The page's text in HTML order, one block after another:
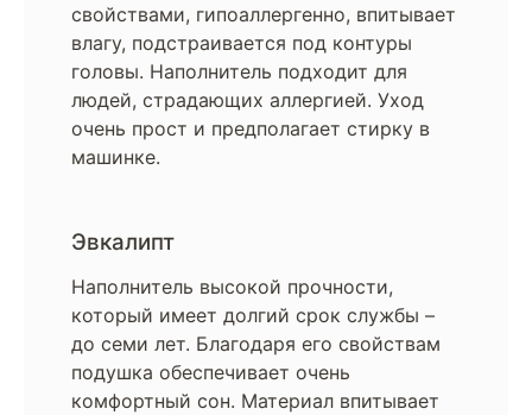
свойствами, гипоаллергенно, впитывает
влагу, подстраивается под контуры
головы. Наполнитель подходит для
людей, страдающих аллергией. Уход
очень прост и предполагает стирку в
машинке.
Эвкалипт
Наполнитель высокой прочности,
который имеет долгий срок службы –
до семи лет. Благодаря его свойствам
подушка обеспечивает очень
комфортный сон. Материал впитывает